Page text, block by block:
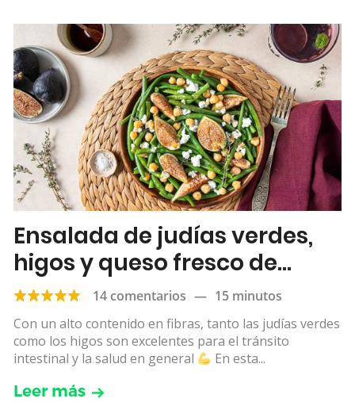
Ensalada de judías verdes,
higos y queso fresco de
cabra
14 comentarios — 15 minutos
Con un alto contenido en fibras, tanto las judías verdes
como los higos son excelentes para el tránsito
intestinal y la salud en general
En esta...
Leer más